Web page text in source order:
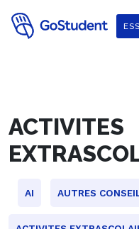
ACTIVITES
AI AUTRES